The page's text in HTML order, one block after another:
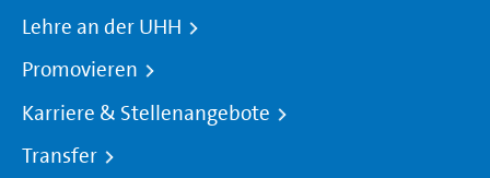
Lehre an der UHH
Promovieren
Karriere & Stellenangebote
Transfer